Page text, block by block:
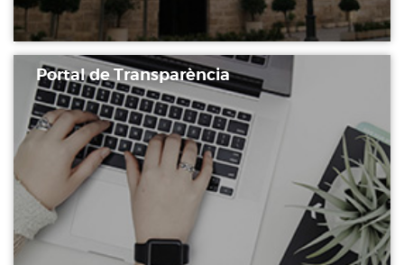
Portal de Transparència